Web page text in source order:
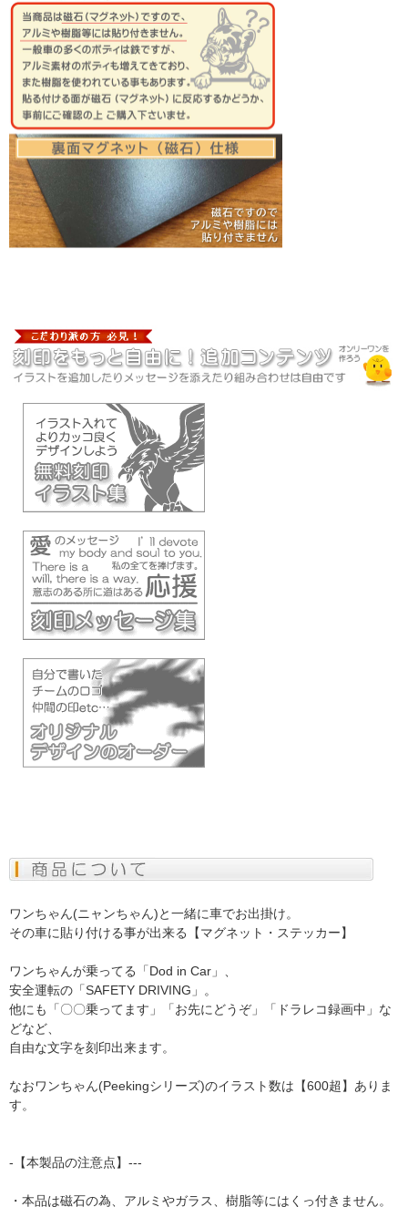
ワンちゃん(ニャンちゃん)と一緒に車でお出掛け。
その車に貼り付ける事が出来る【マグネット・ステッカー】
ワンちゃんが乗ってる「Dod in Car」、
安全運転の「SAFETY DRIVING」。
他にも「〇〇乗ってます」「お先にどうぞ」「ドラレコ録画中」な
どなど、
自由な文字を刻印出来ます。
なおワンちゃん(Peekingシリーズ)のイラスト数は【600超】ありま
す。
-【本製品の注意点】---
・本品は磁石の為、アルミやガラス、樹脂等にはくっ付きません。